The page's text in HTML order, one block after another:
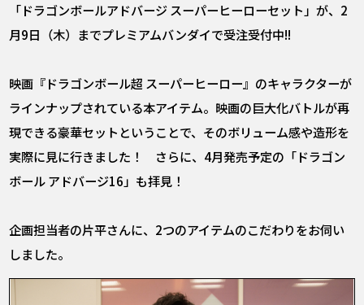
「ドラゴンボールアドバージ スーパーヒーローセット」が、2
月9日（木）までプレミアムバンダイで受注受付中!!
映画『ドラゴンボール超 スーパーヒーロー』のキャラクターが
ラインナップされている本アイテム。映画の巨大化バトルが再
現できる豪華セットということで、そのボリューム感や造形を
実際に見に行きました！ さらに、4月発売予定の「ドラゴン
ボール アドバージ16」も拝見！
企画担当者の片平さんに、2つのアイテムのこだわりをお伺い
しました。